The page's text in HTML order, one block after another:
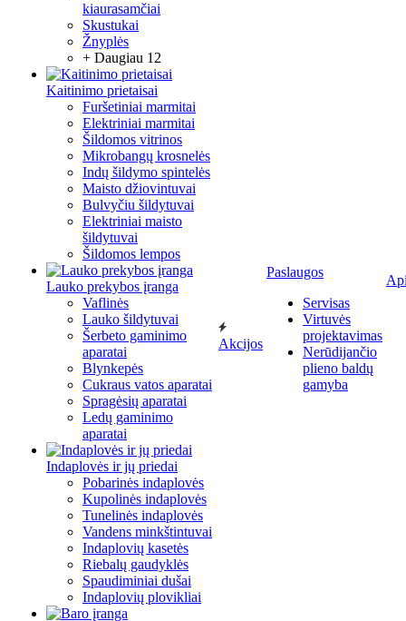
kiaurasamčiai
Skustukai
Žnyplės
+ Daugiau 12
Kaitinimo prietaisai
Furšetiniai marmitai
Elektriniai marmitai
Šildomos vitrinos
Mikrobangų krosnelės
Indų šildymo spintelės
Maisto džiovintuvai
Bulvyčiu šildytuvai
Elektriniai maisto
šildytuvai
Šildomos lempos
Lauko prekybos įranga
Vaflinės
Lauko šildytuvai
Šerbeto gaminimo
aparatai
Blynkepės
Cukraus vatos aparatai
Spragėsių aparatai
Ledų gaminimo
aparatai
Indaplovės ir jų priedai
Pobarinės indaplovės
Kupolinės indaplovės
Tunelinės indaplovės
Vandens minkštintuvai
Indaplovių kasetės
Riebalų gaudyklės
Spaudiminiai dušai
Indaplovių plovikliai
Akcijos
Paslaugos
Servisas
Virtuvės
projektavimas
Nerūdijančio
plieno baldų
gamyba